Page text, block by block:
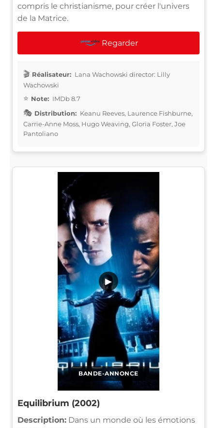
compris le christianisme, pour créer l'univers
de la Matrice.
Regarder
Réalisateur: Lana Wachowski director: Lilly
Wachowski
Note: IMDb 8.7
Distribution: Keanu Reeves, Laurence Fishburne,
Carrie-Anne Moss, Hugo Weaving, Gloria Foster, Joe
Pantoliano
BANDE-ANNONCE
▶
Equilibrium (2002)
Description: Dans un monde où les émotions